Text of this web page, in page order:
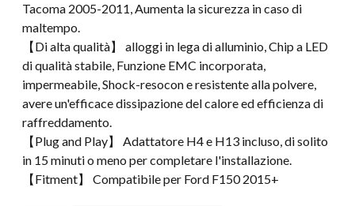
Tacoma 2005-2011, Aumenta la sicurezza in caso di
maltempo.
【Di alta qualità】 alloggi in lega di alluminio, Chip a LED
di qualità stabile, Funzione EMC incorporata,
impermeabile, Shock-resocon e resistente alla polvere,
avere un'efficace dissipazione del calore ed efficienza di
raffreddamento.
【Plug and Play】 Adattatore H4 e H13 incluso, di solito
in 15 minuti o meno per completare l'installazione.
【Fitment】 Compatibile per Ford F150 2015+